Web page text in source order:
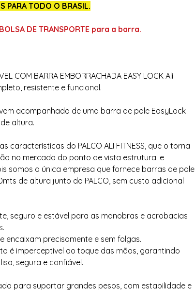
PARA TODO O BRASIL.
DE TRANSPORTE para a barra.
COM BARRA EMBORRACHADA EASY LOCK Ali
resistente e funcional.
acompanhado de uma barra de pole EasyLock
altura.
características do PALCO ALI FITNESS, que o torna
no mercado do ponto de vista estrutural e
somos a única empresa que fornece barras de pole
de altura junto do PALCO, sem custo adicional
seguro e estável para as manobras e acrobacias
encaixam precisamente e sem folgas.
é imperceptível ao toque das mãos, garantindo
segura e confiável.
para suportar grandes pesos, com estabilidade e